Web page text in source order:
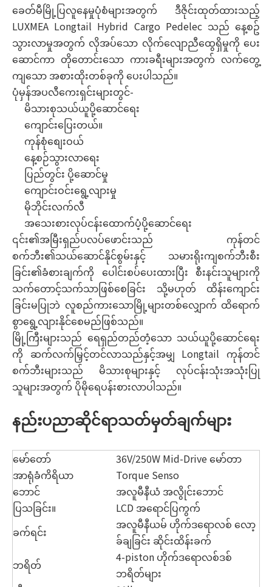
ခေတ်မီမြို့ပြလူနေမှုပုံစံများအတွက် ဒီဇိုင်းထုတ်ထားသည့်
LUXMEA Longtail Hybrid Cargo Pedelec သည် နေ့စဥ်
သွားလာမှုအတွက် လိုအပ်သော လိုက်လျောညီထွေရှိမှုကို ပေး
ဆောင်ကာ တိုတောင်းသော ကားခရီးများအတွက် လက်တွေ့
ကျသော အစားထိုးတစ်ခုကို ပေးပါသည်။
ပုံမှန်အပလီကေးရှင်းများတွင်-
မိသားစုသယ်ယူပို့ဆောင်ရေး
ကျောင်းပြေးတယ်။
ကုန်စုံစျေးဝယ်
နေ့စဉ်သွားလာရေး
ပြည်တွင်း ပို့ဆောင်မှု
ကျောင်းဝင်းရွေ့လျားမှု
မိုဘိုင်းလက်လီ
အသေးစားလုပ်ငန်းထောက်ပံ့ပို့ဆောင်ရေး
၎င်း၏အမြီးရှည်ပလပ်ဖောင်းသည် ကုန်တင်
စက်ဘီး၏သယ်ဆောင်နိုင်စွမ်းနှင့် သမားရိုးကျစက်ဘီးစီး
ခြင်း၏ခံစားချက်ကို ပေါင်းစပ်ပေးထားပြီး စီးနင်းသူများကို
သက်တောင့်သက်သာဖြစ်စေခြင်း သို့မဟုတ် ထိန်းကျောင်း
ခြင်းမပြုဘဲ လူစည်ကားသောမြို့များတစ်လျှောက် ထိရောက်
စွာရွေ့လျားနိုင်စေမည်ဖြစ်သည်။
မြို့ကြီးများသည် ရေရှည်တည်တံ့သော သယ်ယူပို့ဆောင်ရေး
ကို ဆက်လက်မြှင့်တင်လာသည်နှင့်အမျှ Longtail ကုန်တင်
စက်ဘီးများသည် မိသားစုများနှင့် လုပ်ငန်းသုံးအသုံးပြု
သူများအတွက် ပိုမိုရေပန်းစားလာပါသည်။
နည်းပညာဆိုင်ရာသတ်မှတ်ချက်များ
မော်တော်
36V/250W Mid-Drive မော်တာ
အာရုံခံကိရိယာ
Torque Senso
ဘောင်
အလူမီနီယံ အလွိုင်းဘောင်
ပြသခြင်း။
LCD အရောင်ပြကွက်
ခက်ရင်း
အလူမီနီယမ် ဟိုက်ဒရောလစ် လော့
ခ်ချခြင်း ဆိုင်းထိန်းခက်
ဘရိတ်
4-piston ဟိုက်ဒရောလစ်ဒစ်
ဘရိတ်များ